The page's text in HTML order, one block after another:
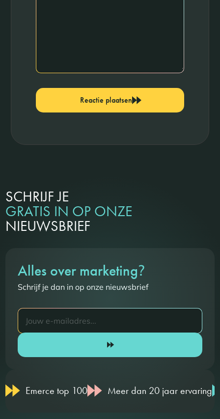
Reactie plaatsen
SCHRIJF JE
GRATIS IN OP ONZE
NIEUWSBRIEF
Alles over marketing?
Schrijf je dan in op onze nieuwsbrief
Emerce top 100 Meer dan 20 jaar ervaring